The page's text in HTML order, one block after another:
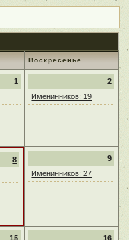
Воскресенье
1
2
Именинников: 19
8
9
Именинников: 27
15
16